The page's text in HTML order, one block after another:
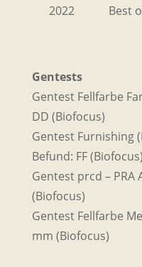
2022
Best
Gentests
Gentest Fellfarbe
DD (Biofocus)
Gentest Furnishing
Befund: FF (Biofocus)
Gentest prcd – PRA
(Biofocus)
Gentest Fellfarbe
mm (Biofocus)